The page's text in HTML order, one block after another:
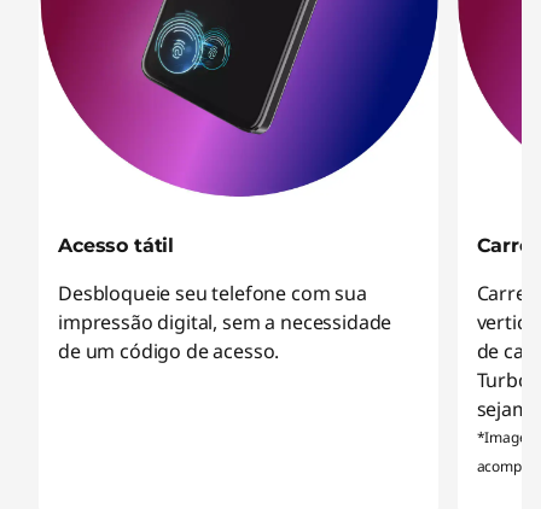
Acesso tátil
Desbloqueie seu telefone com sua
impressão digital, sem a necessidade
de um código de acesso.
de
sejam